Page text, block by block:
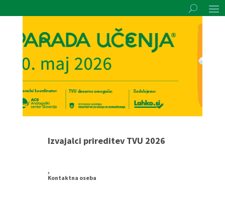
Izvajalci prireditev TVU 2026
,
Kontaktna oseba